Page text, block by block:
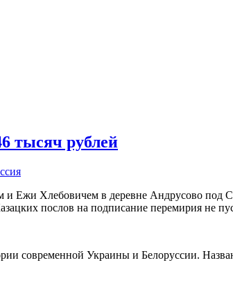
тысяч рублей
Ежи Хлебовичем в деревне Андрусово под
послов на подписание перемирия не
современной Украины и Белоруссии.